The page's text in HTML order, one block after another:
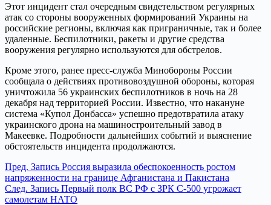
Этот инцидент стал очередным свидетельством регулярных
атак со стороны вооруженных формирований Украины на
российские регионы, включая как приграничные, так и более
удаленные. Беспилотники, ракеты и другие средства
вооружения регулярно используются для обстрелов.
Кроме этого, ранее пресс-служба Минобороны России
сообщала о действиях противовоздушной обороны, которая
уничтожила 56 украинских беспилотников в ночь на 28
декабря над территорией России. Известно, что накануне
система «Купол Донбасса» успешно предотвратила атаку
украинского дрона на машиностроительный завод в
Макеевке. Подробности дальнейших событий и выяснение
обстоятельств инцидента продолжаются.
Пред. Запись Россия выразила обеспокоенность ростом
напряженности на границе Афганистана и Пакистана
След. Запись Первый полк ВС РФ с ЗРК С-500 угрожает
самолетам НАТО